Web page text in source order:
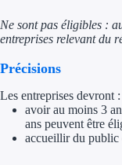
Ne sont pas éligibles :
entreprises relevant du
Précisions
Les entreprises devront :
avoir au moins 3
ans peuvent être
accueillir du public